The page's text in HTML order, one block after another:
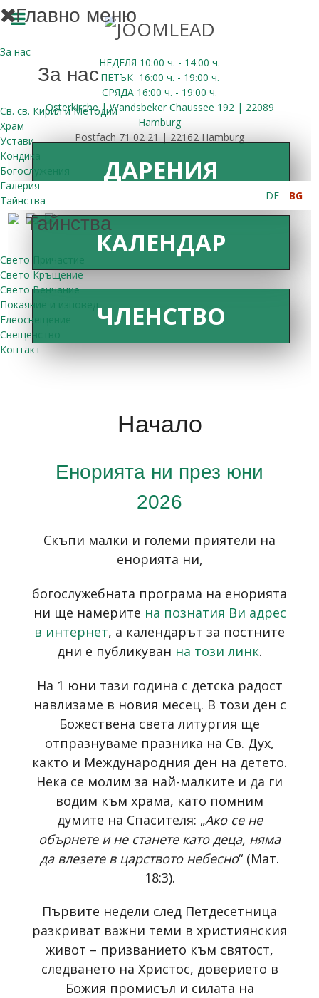
НЕДЕЛЯ 10:00 ч. - 14:00 ч.
ПЕТЪК 16:00 ч. - 19:00 ч.
СРЯДА 16:00 ч. - 19:00 ч.
Osterkirche | Wandsbeker Chaussee 192 | 22089
Hamburg
Postfach 71 02 21 | 22162 Hamburg
Главно меню
За нас
За нас
Св. св. Кирил и Методий
Храм
Устави
Кондика
Богослужения
Галерия
Тайнства
Тайнства
Свето Причастие
Свето Кръщение
Свето Венчание
Покаяние и изповед
Елеосвещение
Свещенство
Контакт
DE BG
ДАРЕНИЯ
КАЛЕНДАР
ЧЛЕНСТВО
Начало
Енорията ни през юни
2026
Скъпи малки и големи приятели на
енорията ни,
богослужебната програма на енорията
ни ще намерите на познатия Ви адрес
в интернет, а календарът за постните
дни е публикуван на този линк.
На 1 юни тази година с детска радост
навлизаме в новия месец. В този ден с
Божествена света литургия ще
отпразнуваме празника на Св. Дух,
както и Международния ден на детето.
Нека се молим за най-малките и да ги
водим към храма, като помним
думите на Спасителя: „Ако се не
обърнете и не станете като деца, няма
да влезете в царството небесно“ (Мат.
18:3).
Първите недели след Петдесетница
разкриват важни теми в християнския
живот – призванието към святост,
следването на Христос, доверието в
Божия промисъл и силата на